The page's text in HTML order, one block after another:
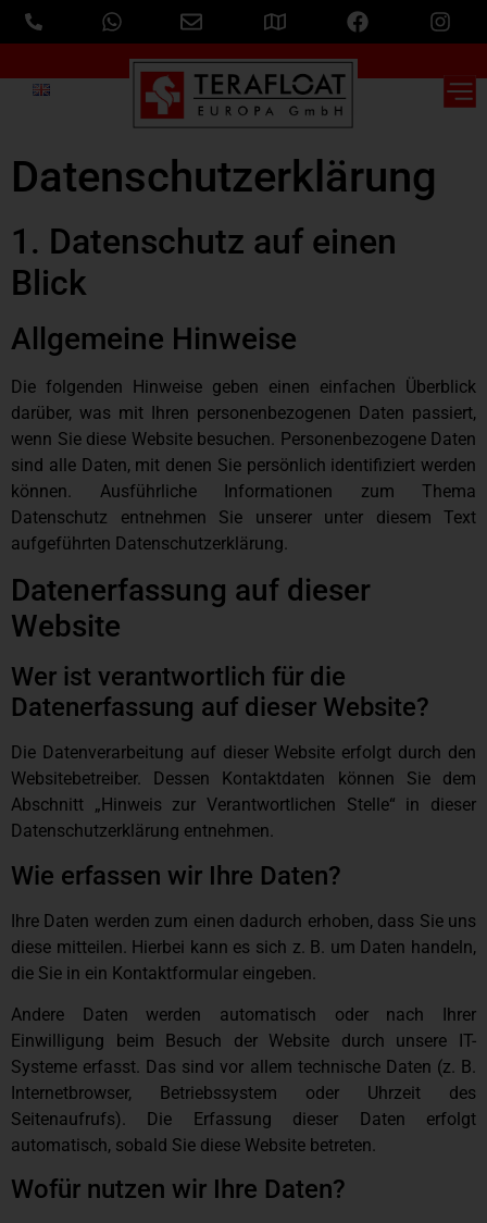
Datenschutz­erklärung
1. Datenschutz auf einen
Blick
Allgemeine Hinweise
Die folgenden Hinweise geben einen einfachen Überblick
darüber, was mit Ihren personenbezogenen Daten passiert,
wenn Sie diese Website besuchen. Personenbezogene Daten
sind alle Daten, mit denen Sie persönlich identifiziert werden
können. Ausführliche Informationen zum Thema
Datenschutz entnehmen Sie unserer unter diesem Text
aufgeführten Datenschutzerklärung.
Datenerfassung auf dieser
Website
Wer ist verantwortlich für die
Datenerfassung auf dieser Website?
Die Datenverarbeitung auf dieser Website erfolgt durch den
Websitebetreiber. Dessen Kontaktdaten können Sie dem
Abschnitt „Hinweis zur Verantwortlichen Stelle“ in dieser
Datenschutzerklärung entnehmen.
Wie erfassen wir Ihre Daten?
Ihre Daten werden zum einen dadurch erhoben, dass Sie uns
diese mitteilen. Hierbei kann es sich z. B. um Daten handeln,
die Sie in ein Kontaktformular eingeben.
Andere Daten werden automatisch oder nach Ihrer
Einwilligung beim Besuch der Website durch unsere IT-
Systeme erfasst. Das sind vor allem technische Daten (z. B.
Internetbrowser, Betriebssystem oder Uhrzeit des
Seitenaufrufs). Die Erfassung dieser Daten erfolgt
automatisch, sobald Sie diese Website betreten.
Wofür nutzen wir Ihre Daten?